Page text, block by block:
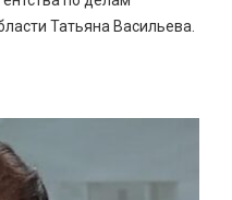
Татьяна Васильева.